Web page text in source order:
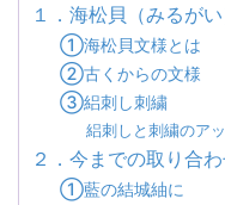
１．海松貝（みるが
①海松貝文様とは
②古くからの文様
③絽刺し刺繍
絽刺しと刺繍のア
２．今までの取り合
①藍の結城紬に